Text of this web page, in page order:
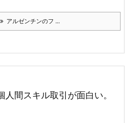
アルゼンチンのフ ...
間スキル取引が面白い。